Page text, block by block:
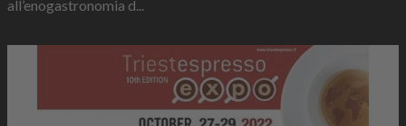
all’enogastronomia d...